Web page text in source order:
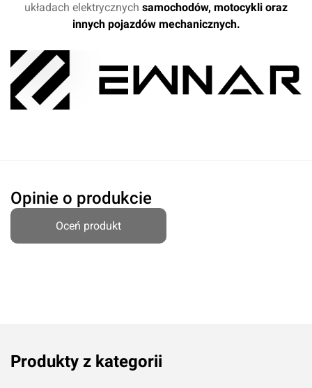
układach elektrycznych samochodów, motocykli oraz
innych pojazdów mechanicznych.
Opinie o produkcie
Oceń produkt
Produkty z kategorii